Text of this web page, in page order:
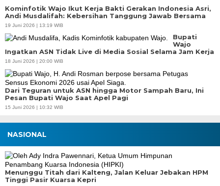
Kominfotik Wajo Ikut Kerja Bakti Gerakan Indonesia Asri,
Andi Musdalifah: Kebersihan Tanggung Jawab Bersama
19 Juni 2026 | 13:19 WIB
Bupati
Wajo
Ingatkan ASN Tidak Live di Media Sosial Selama Jam Kerja
18 Juni 2026 | 20:00 WIB
Dari Teguran untuk ASN hingga Motor Sampah Baru, Ini
Pesan Bupati Wajo Saat Apel Pagi
15 Juni 2026 | 10:32 WIB
NASIONAL
Menunggu Titah dari Kalteng, Jalan Keluar Jebakan HPM
Tinggi Pasir Kuarsa Kepri